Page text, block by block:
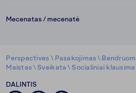
Mecenatas / mecenatė
Perspectives \ Pasakojimas \
Maistas \ Sveikata \ Socialiniai
DALINTIS